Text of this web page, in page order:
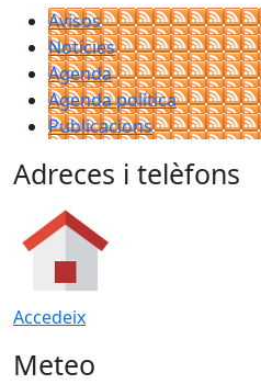
Avisos
Notícies
Agenda
Agenda política
Publicacions
Adreces i telèfons
Accedeix
Meteo